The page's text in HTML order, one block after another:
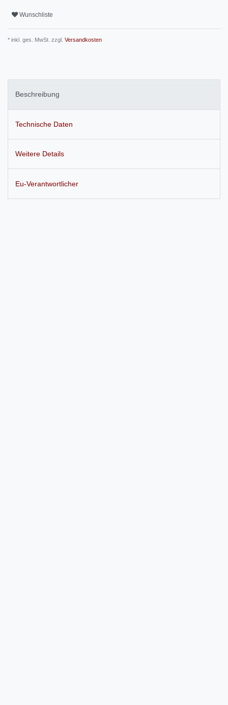
Wunschliste
* inkl. ges. MwSt. zzgl. Versandkosten
Beschreibung
Technische Daten
Weitere Details
Eu-Verantwortlicher